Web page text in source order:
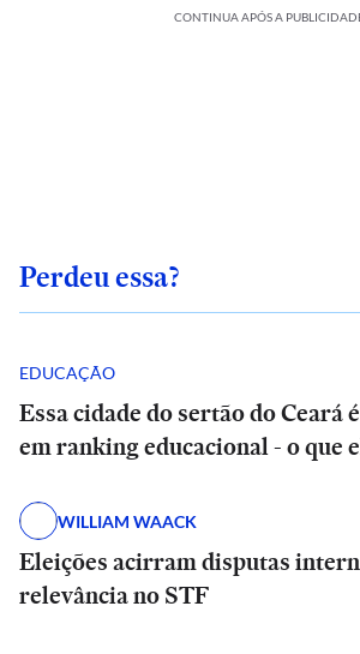
CONTINUA APÓS A
Perdeu essa?
EDUCAÇÃO
Essa cidade do sertão do Ceará
em ranking educacional - o que
WILLIAM WAACK
Eleições acirram disputas
relevância no STF